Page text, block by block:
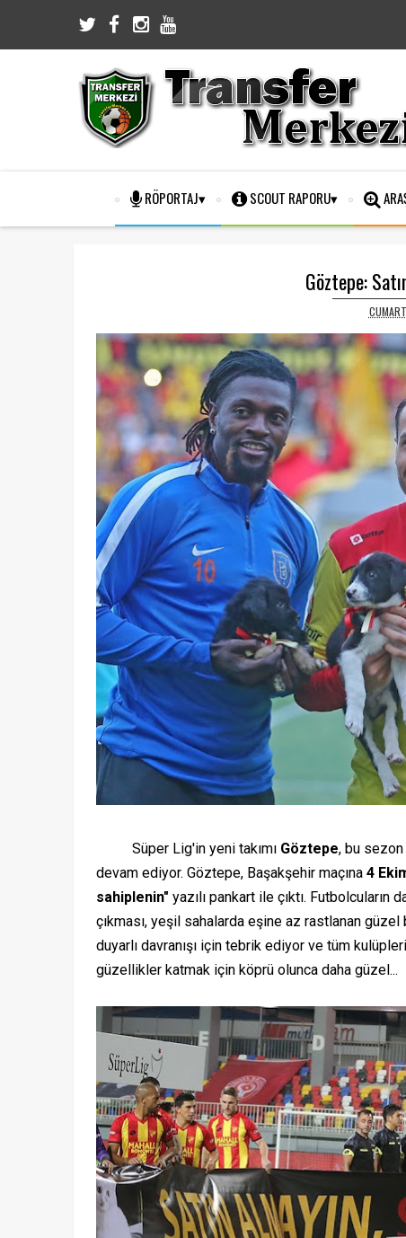
RÖPORTAJ SCOUT RAPORU
Göztepe:
Süper Lig'in yeni takımı Göztepe, bu sezon
devam ediyor. Göztepe, Başakşehir maçına 4
sahiplenin" yazılı pankart ile çıktı.
çıkması, yeşil sahalarda eşine az rastlanan güzel
duyarlı davranışı için tebrik ediyor ve tüm
güzellikler katmak için köprü olunca daha güzel...